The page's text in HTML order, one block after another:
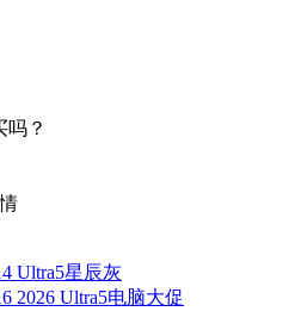
吗？
Ultra5星辰灰
2026 Ultra5电脑大促